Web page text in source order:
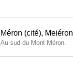
Méron (cité), Meiéron
Au sud du Mont Méron.